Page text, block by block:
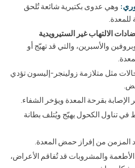
وهي عدوى بكتيرية شائعة تُلحق
للمعدة.
الالتهاب غير الستيرويدية
والأسبرين، والتي قد تهيّج أو
مثل متلازمة زولينجر-إليسون تؤدي
بقرحة المعدة ويؤخر الشفاء.
في تناول الكحول يهيّج ويُتلف بطانة
المزمن من إفراز حمض المعدة.
والمشروبات قد تُفاقم الأعراض،